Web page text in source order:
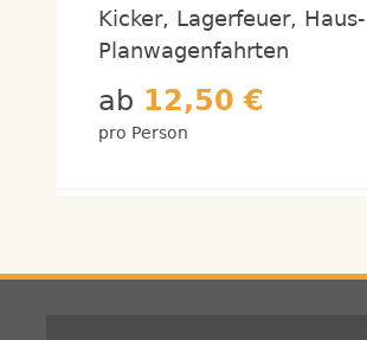
Kicker, Lagerfeuer,
Planwagenfahrten
ab 12,50 €
pro Person